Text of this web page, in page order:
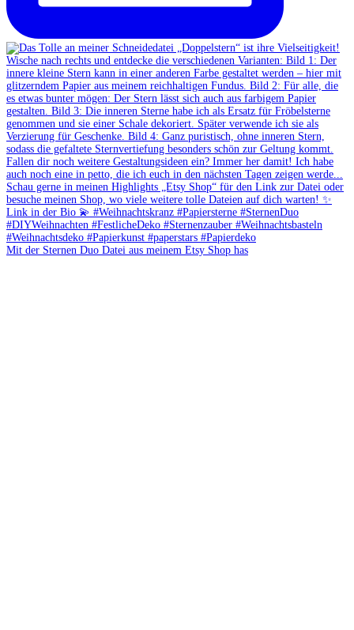
Mit der Sternen Duo Datei aus meinem Etsy Shop has